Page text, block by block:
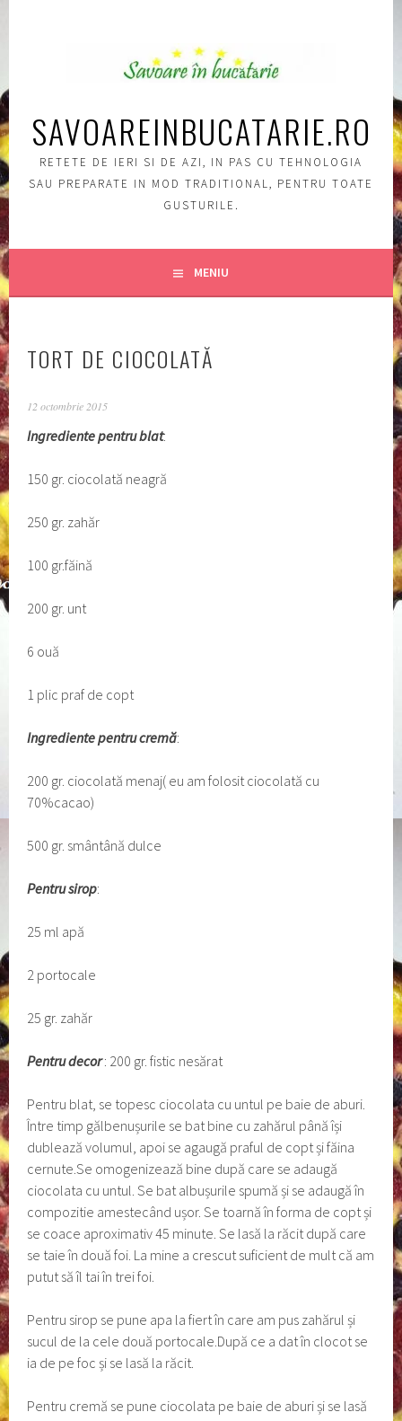
SAVOAREINBUCATARIE.RO
RETETE DE IERI SI DE AZI, IN PAS CU TEHNOLOGIA
SAU PREPARATE IN MOD TRADITIONAL, PENTRU TOATE
GUSTURILE.
MENIU
TORT DE CIOCOLATĂ
12 octombrie 2015
Ingrediente pentru blat:
150 gr. ciocolată neagră
250 gr. zahăr
100 gr.făină
200 gr. unt
6 ouă
1 plic praf de copt
Ingrediente pentru cremă:
200 gr. ciocolată menaj( eu am folosit ciocolată cu
70%cacao)
500 gr. smântână dulce
Pentru sirop:
25 ml apă
2 portocale
25 gr. zahăr
Pentru decor: 200 gr. fistic nesărat
Pentru blat, se topesc ciocolata cu untul pe baie de aburi.
Între timp gălbenușurile se bat bine cu zahărul până își
dublează volumul, apoi se agaugă praful de copt și făina
cernute.Se omogenizează bine după care se adaugă
ciocolata cu untul. Se bat albușurile spumă și se adaugă în
compozitie amestecând ușor. Se toarnă în forma de copt și
se coace aproximativ 45 minute. Se lasă la răcit după care
se taie în două foi. La mine a crescut suficient de mult că am
putut să îl tai în trei foi.
Pentru sirop se pune apa la fiert în care am pus zahărul și
sucul de la cele două portocale.După ce a dat în clocot se
ia de pe foc și se lasă la răcit.
Pentru cremă se pune ciocolata pe baie de aburi și se lasă